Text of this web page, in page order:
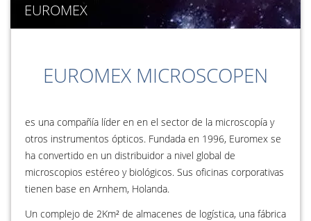
EUROMEX
EUROMEX MICROSCOPEN
es una compañía líder en en el sector de la microscopía y
otros instrumentos ópticos. Fundada en 1996, Euromex se
ha convertido en un distribuidor a nivel global de
microscopios estéreo y biológicos. Sus oficinas corporativas
tienen base en Arnhem, Holanda.
Un complejo de 2Km² de almacenes de logística, una fábrica